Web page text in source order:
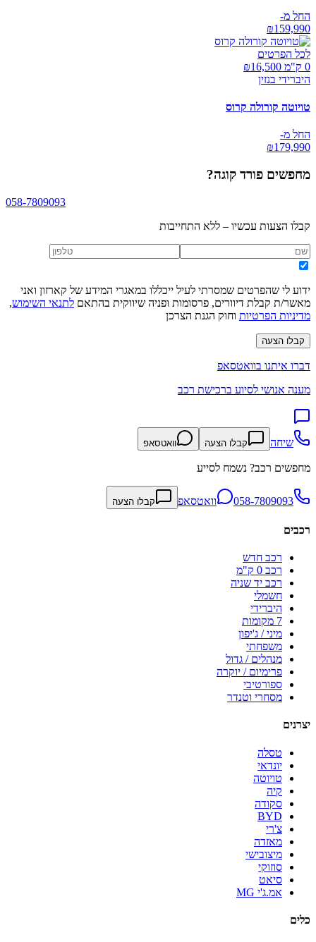
החל מ-
₪159,990
לכל הפרטים
0 ק"מ ₪
16,500
היברידי בנזין
טויוטה קורולה קרוס
החל מ-
₪179,990
מחפשים פורד קוגה?
058-7809093
קבלו הצעות עכשיו – ללא התחייבות
ידוע לי שהפרטים שמסרתי לעיל ייכללו במאגרי המידע של קארזון ואני
מאשר/ת קבלת דיוורים, פרסומות ופניה שיווקית בהתאם לתנאי השימוש,
מדיניות הפרטיות וחוק הגנת הצרכן
קבלו הצעה
דברו איתנו בוואטסאפ
מענה אנושי לסיוע ברכישת רכב
שיחה קבלו הצעה וואטסאפ
מחפשים רכב? נשמח לסייע
058-7809093 וואטסאפ קבלו הצעה
רכבים
רכב חדש
רכב 0 ק"מ
רכב יד שניה
חשמלי
היברידי
7 מקומות
מיני / ג'יפון
משפחתי
מנהלים / גדול
פרימיום / יוקרה
ספורטיבי
מסחרי וטנדר
יצרנים
טסלה
יונדאי
טויוטה
קיה
סקודה
BYD
צ'רי
מאזדה
מיצובישי
סוזוקי
סיאט
אמ.ג'י MG
כלים